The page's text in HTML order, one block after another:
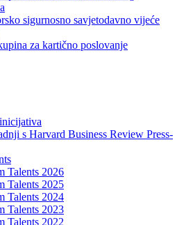
sigurnosno savjetodavno vijeće
za kartično poslovanje
s Harvard Business Review Press-
Talents 2026
Talents 2025
Talents 2024
Talents 2023
Talents 2022